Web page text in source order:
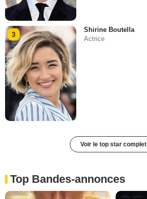
3
Shirine Boutella
Actrice
Voir le top star complet
Top Bandes-annonces